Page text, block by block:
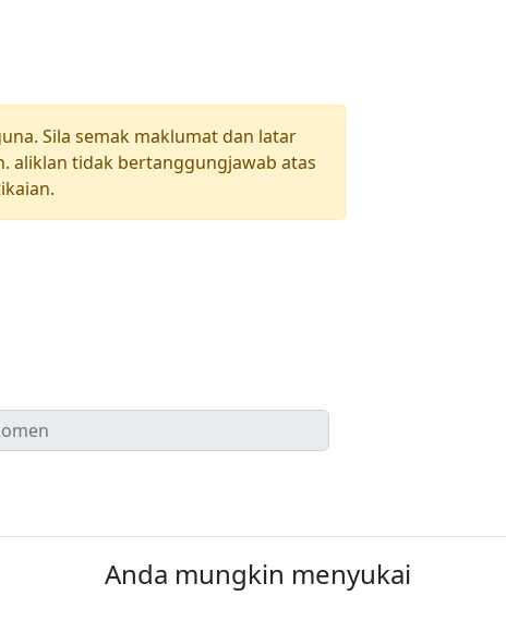
Sila semak maklumat dan latar
aliklan tidak bertanggungjawab atas
Anda mungkin menyukai